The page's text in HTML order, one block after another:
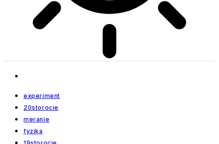
experiment
20storocie
meranie
fyzika